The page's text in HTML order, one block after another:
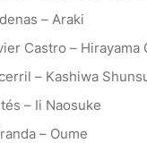
– Araki
Castro – Hirayama
– Kashiwa
– Ii Naosuke
– Oume